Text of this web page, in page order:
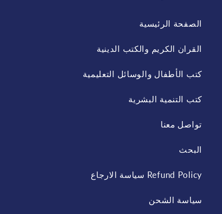
الصفحة الرئيسية
القران الكريم والكتب الدينية
كتب الأطفال والوسائل التعليمية
كتب التنمية البشرية
تواصل معنا
البحث
Refund Policy سياسة الارجاع
سياسة الشحن